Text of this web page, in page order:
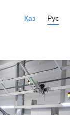
Қаз Рус